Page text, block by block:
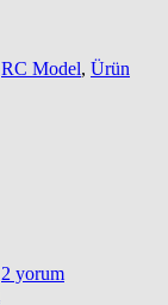
RC Model, Ürün
2 yorum